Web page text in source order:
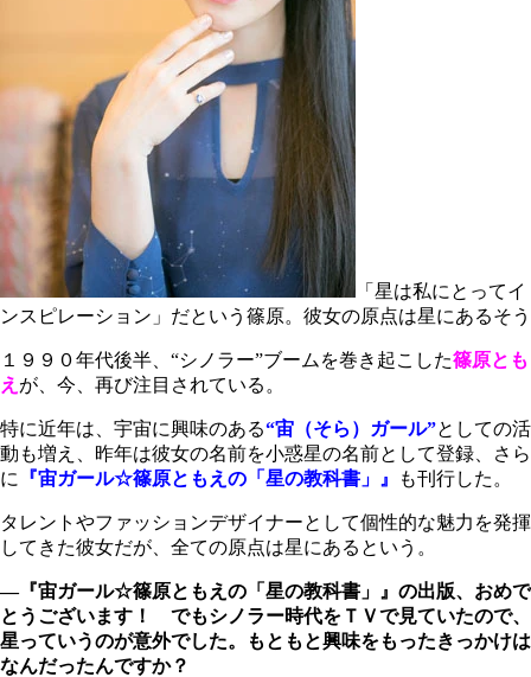
「星は私にとってイ
ンスピレーション」だという篠原。彼女の原点は星にあるそう
１９９０年代後半、“シノラー”ブームを巻き起こした篠原とも
え が、今、再び注目されている。
特に近年は、宇宙に興味のある“宙（そら）ガール”としての活
動も増え、昨年は彼女の名前を小惑星の名前として登録、さら
に
『宙ガール☆篠原ともえの「星の教科書」』 も刊行した。
タレントやファッションデザイナーとして個性的な魅力を発揮
してきた彼女だが、全ての原点は星にあるという。
―『宙ガール☆篠原ともえの「星の教科書」』の出版、おめで
とうございます！ でもシノラー時代をＴＶで見ていたので、
星っていうのが意外でした。もともと興味をもったきっかけは
なんだったんですか？